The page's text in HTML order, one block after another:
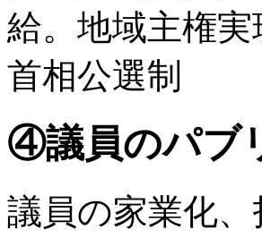
給。地域主権
首相公選制
④議員のパブ
議員の家業化